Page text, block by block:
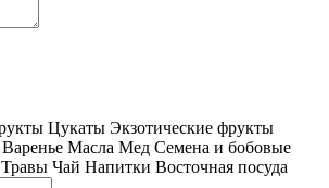
Цукаты Экзотические фрукты
Варенье Масла Мед Семена и бобовые
Чай Напитки Восточная посуда